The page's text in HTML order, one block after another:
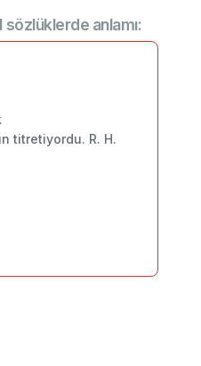
anlamı:
titretiyordu. R. H.